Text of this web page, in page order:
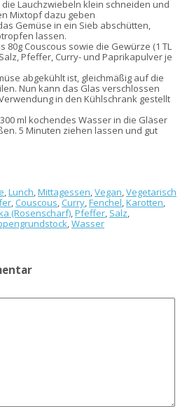
Lauchzwiebeln klein schneiden und
Mixtopf dazu geben
Gemüse in ein Sieb abschütten,
lassen.
80g Couscous sowie die Gewürze (1 TL
Pfeffer, Curry- und Paprikapulver je
abgekühlt ist, gleichmäßig auf die
Nun kann das Glas verschlossen
in den Kühlschrank gestellt
ml kochendes Wasser in die Gläser
5 Minuten ziehen lassen und gut
,Lunch,Mittagessen,Vegan,Vegetarisch
, Couscous, Curry,Fenchel,Karotten,
(Rosenscharf),Pfeffer, Salz,
,Wasser